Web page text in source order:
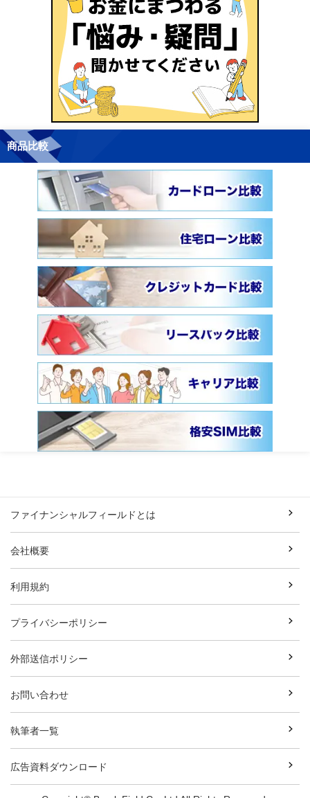
商品比較
ファイナンシャルフィールドとは
会社概要
利用規約
プライバシーポリシー
外部送信ポリシー
お問い合わせ
執筆者一覧
広告資料ダウンロード